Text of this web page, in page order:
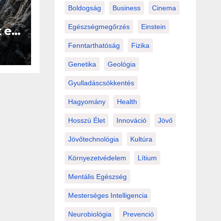
ez
Boldogság Business Cinema
Egészségmegőrzés Einstein
Fenntarthatóság Fizika
Genetika Geológia
Gyulladáscsökkentés
Hagyomány Health
Hosszú Élet Innováció Jövő
Jövőtechnológia Kultúra
Környezetvédelem Lítium
Mentális Egészség
Mesterséges Intelligencia
Neurobiológia Prevenció